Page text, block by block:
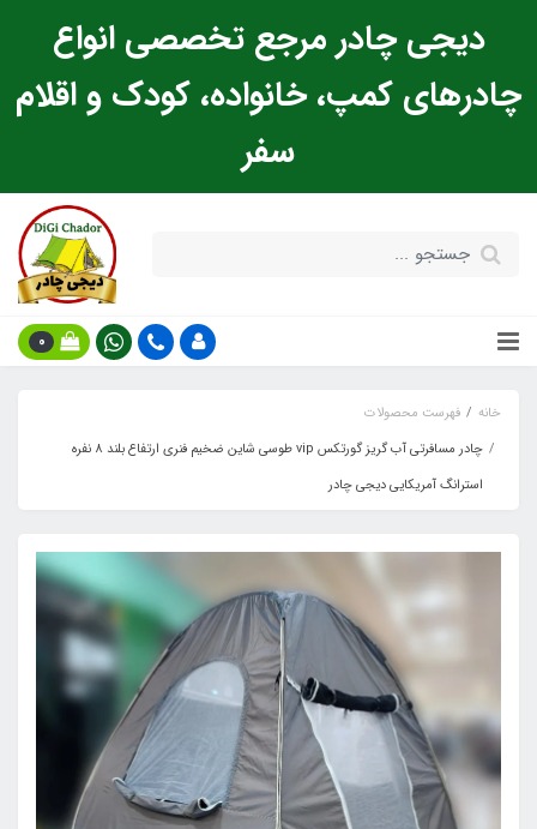
دیجی چادر مرجع تخصصی انواع
چادرهای کمپ، خانواده، کودک و اقلام
سفر
0
خانه
فهرست محصولات
چادر مسافرتی آب گریز گورتکس vip طوسی شاین ضخیم فنری ارتفاع بلند 8 نفره
استرانگ آمریکایی دیجی چادر